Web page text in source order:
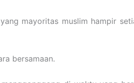
mayoritas muslim hampir
bersamaan.